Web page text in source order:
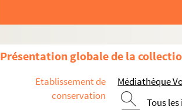
Présentation globale de la
Etablissement de
conservation
Médiathèque
Tous
57. (Recueil)
59. (Recueil)